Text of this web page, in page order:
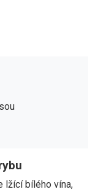
lžící bílého vína,